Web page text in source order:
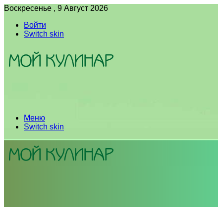
Воскресенье , 9 Август 2026
Войти
Switch skin
Меню
Switch skin